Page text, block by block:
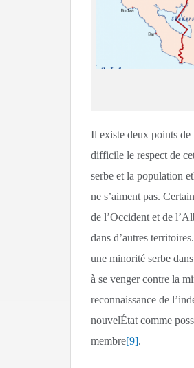
Il existe deux points de
difficile le respect de
serbe et la population
ne s’aiment pas.
de l’Occident et de
dans d’autres
une minorité serbe
à se venger contre la
reconnaissance de
nouvelÉtat comme
membre[9].